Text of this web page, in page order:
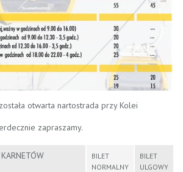
została otwarta nartostrada przy Kolei
zapraszamy.
BILET
NORMALNY
BILET
ULGOWY